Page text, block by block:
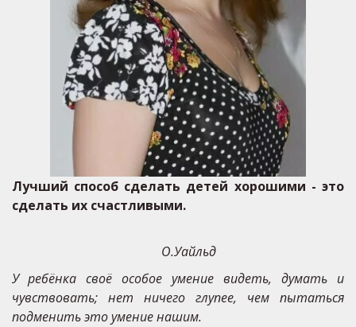
Лучший способ сделать детей хорошими - это
сделать их счастливыми.
О.Уайльд
У ребёнка своё особое умение видеть, думать и
чувствовать; нет ничего глупее, чем пытаться
подменить это умение нашим.